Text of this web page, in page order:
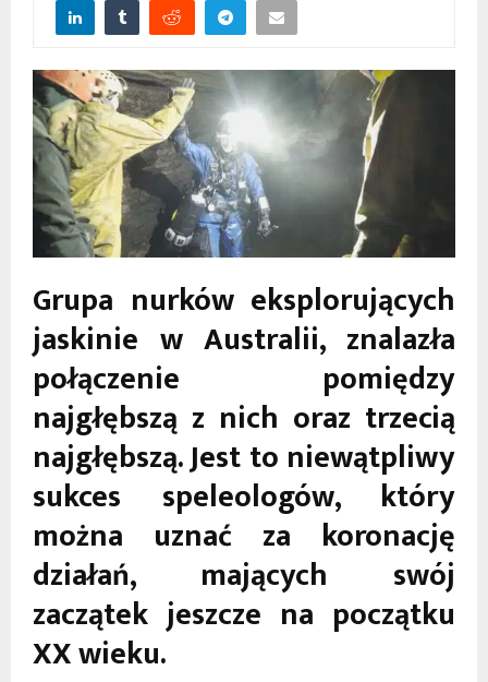
Grupa nurków eksplorujących
jaskinie w Australii, znalazła
połączenie pomiędzy
najgłębszą z nich oraz trzecią
najgłębszą. Jest to niewątpliwy
sukces speleologów, który
można uznać za koronację
działań, mających swój
zaczątek jeszcze na początku
XX wieku.